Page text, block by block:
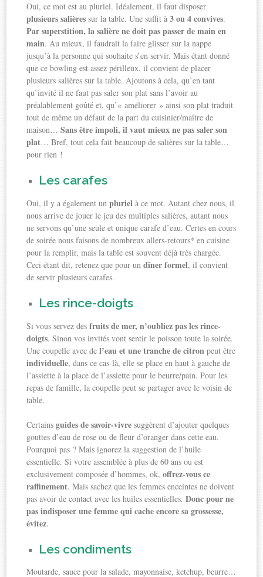
Oui, ce mot est au pluriel. Idéalement, il faut disposer
plusieurs salières sur la table. Une suffit à3 ou 4 convives.
Par superstition, la salière ne doit pas passer de main en
main. Au mieux, il faudrait la faire glisser sur la nappe
jusqu’à la personne qui souhaite s’en servir. Mais étant donné
que ce bowling est assez périlleux, il convient de placer
plusieurs salières sur la table. Ajoutons à cela, qu’en tant
qu’invité il ne faut pas saler son plat sans l’avoir au
préalablement goûté et, qu’« améliorer » ainsi son plat traduit
tout de même un défaut de la part du cuisinier/maître de
maison…Sans être impoli, il vaut mieux ne pas saler son
plat… Bref, tout cela fait beaucoup de salières sur la table…
pour rien !
Les carafes
Oui, il y a également unpluriel à ce mot. Autant chez nous, il
nous arrive de jouer le jeu des multiples salières, autant nous
ne servons qu’une seule et unique carafe d’eau. Certes en cours
de soirée nous faisons de nombreux allers-retours* en cuisine
pour la remplir, mais la table est souvent déjà très chargée.
Ceci étant dit, retenez que pour undîner formel, il convient
de servir plusieurs carafes.
Les rince-doigts
Si vous servez desfruits de mer, n’oubliez pas les rince-
doigts. Sinon vos invités vont sentir le poisson toute la soirée.
Une coupelle avec del’eau et une tranche de citron peut être
individuelle, dans ce cas-là, elle se place en haut à gauche de
l’assiette à la place de l’assiette pour le beurre/pain. Pour les
repas de famille, la coupelle peut se partager avec le voisin de
table.
Certainsguides de savoir-vivre suggèrent d’ajouter quelques
gouttes d’eau de rose ou de fleur d’oranger dans cette eau.
Pourquoi pas ? Mais ignorez la suggestion de l’huile
essentielle. Si votre assemblée à plus de 60 ans ou est
exclusivement composée d’hommes, ok,offrez-vous ce
raffinement. Mais sachez que les femmes enceintes ne doivent
pas avoir de contact avec les huiles essentielles.Donc pour ne
pas indisposer une femme qui cache encore sa grossesse,
évitez.
Les condiments
Moutarde, sauce pour la salade, mayonnaise, ketchup, beurre…